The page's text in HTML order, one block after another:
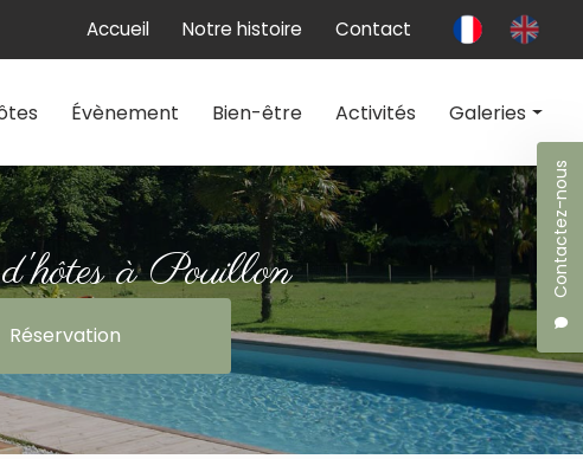
Contactez-nous
Accueil Notre histoire Contact
Évènement Bien-être Activités Galeries
Chambres d'hôtes
Évènement
Bien-être
à Pouillon
Réservation